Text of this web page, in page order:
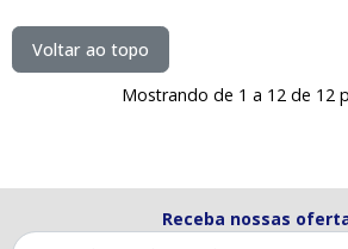
Voltar ao topo
Mostrando de 1 a 12 de 12
Receba nossas